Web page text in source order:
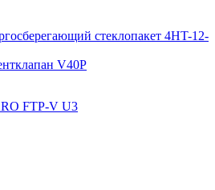
стеклопакет 4HT-12-
V40P